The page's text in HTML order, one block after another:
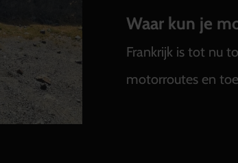
Waar kun je
Frankrijk is tot nu
motorroutes en